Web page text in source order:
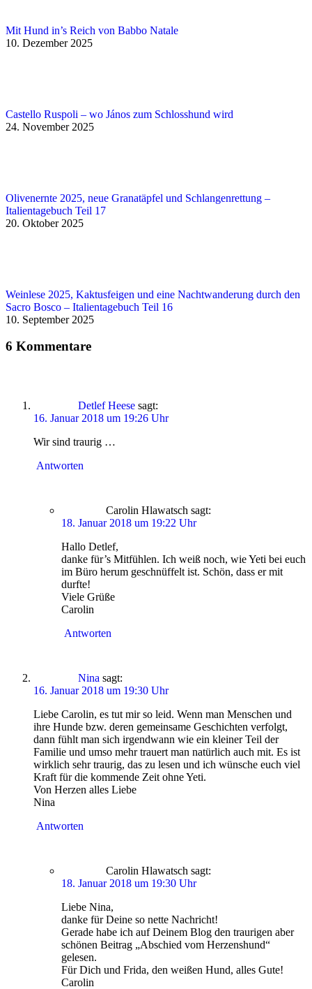
Mit Hund in’s Reich von Babbo Natale
10. Dezember 2025
Castello Ruspoli – wo János zum Schlosshund wird
24. November 2025
Olivenernte 2025, neue Granatäpfel und Schlangenrettung –
Italientagebuch Teil 17
20. Oktober 2025
Weinlese 2025, Kaktusfeigen und eine Nachtwanderung durch den
Sacro Bosco – Italientagebuch Teil 16
10. September 2025
6 Kommentare
Detlef Heese sagt:
16. Januar 2018 um 19:26 Uhr
Wir sind traurig …
Antworten
Carolin Hlawatsch sagt:
18. Januar 2018 um 19:22 Uhr
Hallo Detlef,
danke für’s Mitfühlen. Ich weiß noch, wie Yeti bei euch
im Büro herum geschnüffelt ist. Schön, dass er mit
durfte!
Viele Grüße
Carolin
Antworten
Nina sagt:
16. Januar 2018 um 19:30 Uhr
Liebe Carolin, es tut mir so leid. Wenn man Menschen und
ihre Hunde bzw. deren gemeinsame Geschichten verfolgt,
dann fühlt man sich irgendwann wie ein kleiner Teil der
Familie und umso mehr trauert man natürlich auch mit. Es ist
wirklich sehr traurig, das zu lesen und ich wünsche euch viel
Kraft für die kommende Zeit ohne Yeti.
Von Herzen alles Liebe
Nina
Antworten
Carolin Hlawatsch sagt:
18. Januar 2018 um 19:30 Uhr
Liebe Nina,
danke für Deine so nette Nachricht!
Gerade habe ich auf Deinem Blog den traurigen aber
schönen Beitrag „Abschied vom Herzenshund“
gelesen.
Für Dich und Frida, den weißen Hund, alles Gute!
Carolin